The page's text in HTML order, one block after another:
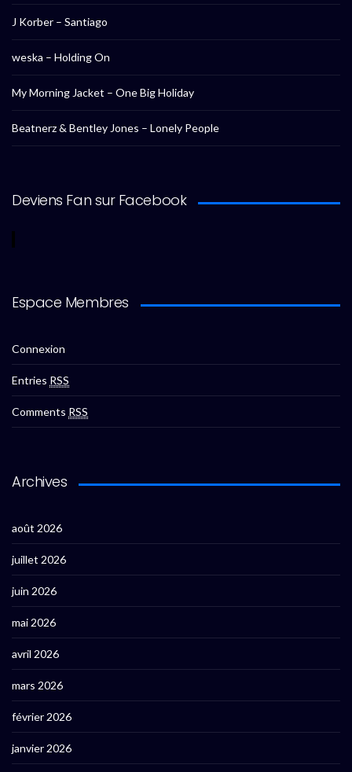
J Korber – Santiago
weska – Holding On
My Morning Jacket – One Big Holiday
Beatnerz & Bentley Jones – Lonely People
Deviens Fan sur Facebook
Espace Membres
Connexion
Entries RSS
Comments RSS
Archives
août 2026
juillet 2026
juin 2026
mai 2026
avril 2026
mars 2026
février 2026
janvier 2026